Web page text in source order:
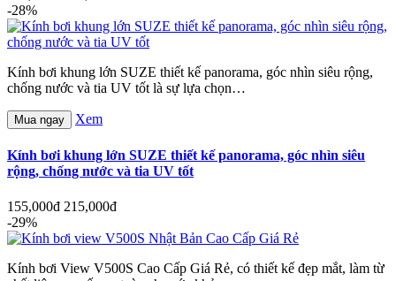
-28%
Kính bơi khung lớn SUZE thiết kế panorama, góc nhìn siêu rộng,
chống nước và tia UV tốt là sự lựa chọn…
Mua ngay Xem
Kính bơi khung lớn SUZE thiết kế panorama, góc nhìn siêu
rộng, chống nước và tia UV tốt
155,000đ 215,000đ
-29%
Kính bơi View V500S Cao Cấp Giá Rẻ, có thiết kế đẹp mắt, làm từ